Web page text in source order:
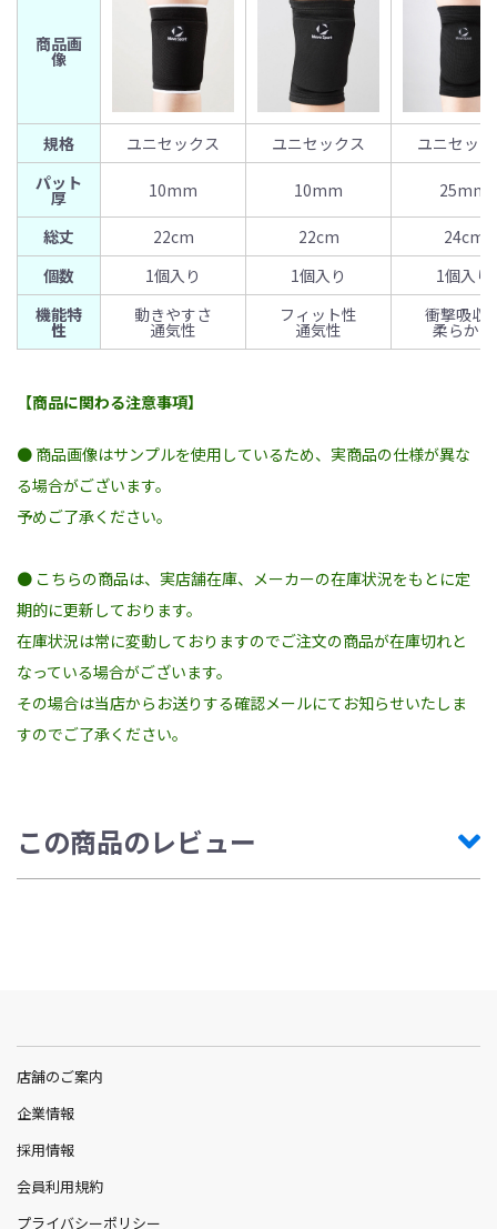
商品画
像
規格 ユニセックス ユニセックス
ユニセッ
パット
厚 10mm 10mm 25mm
総丈 22cm 22cm
24cm
個数
1個入り 1個入り
1個入り
機能特
性
動きやすさ
通気性
フィット性
通気性
衝撃吸収
柔らかさ
【商品に関わる注意事項】
● 商品画像はサンプルを使用しているため、実商品の仕様が異な
る場合がございます。
予めご了承ください。
● こちらの商品は、実店舗在庫、メーカーの在庫状況をもとに定
期的に更新しております。
在庫状況は常に変動しておりますのでご注文の商品が在庫切れと
なっている場合がございます。
その場合は当店からお送りする確認メールにてお知らせいたしま
すのでご了承ください。
この商品のレビュー
店舗のご案内
企業情報
採用情報
会員利用規約
プライバシーポリシー